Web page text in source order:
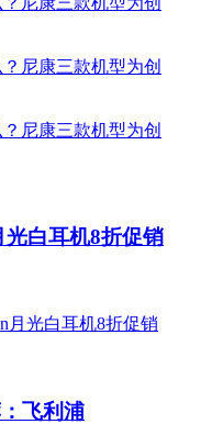
白耳机8折促销
飞利浦